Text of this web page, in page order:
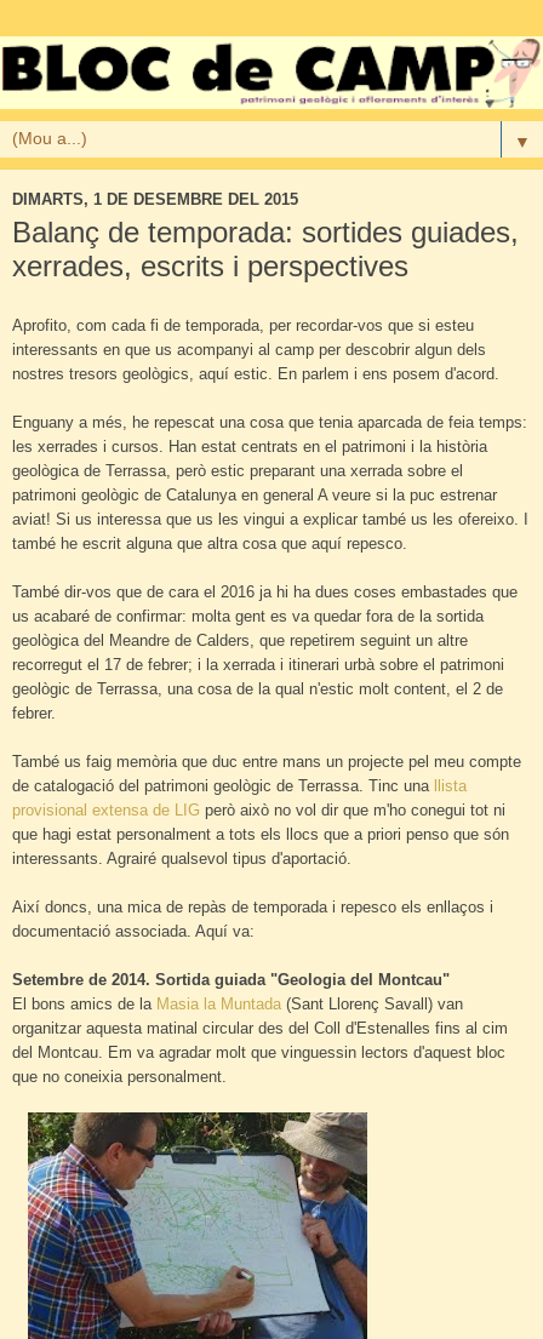
▼
DIMARTS, 1 DE DESEMBRE DEL 2015
Balanç de temporada: sortides guiades,
xerrades, escrits i perspectives
Aprofito, com cada fi de temporada, per recordar-vos que si esteu
interessants en que us acompanyi al camp per descobrir algun dels
nostres tresors geològics, aquí estic. En parlem i ens posem d'acord.
Enguany a més, he repescat una cosa que tenia aparcada de feia temps:
les xerrades i cursos. Han estat centrats en el patrimoni i la història
geològica de Terrassa, però estic preparant una xerrada sobre el
patrimoni geològic de Catalunya en general A veure si la puc estrenar
aviat! Si us interessa que us les vingui a explicar també us les ofereixo. I
també he escrit alguna que altra cosa que aquí repesco.
També dir-vos que de cara el 2016 ja hi ha dues coses embastades que
us acabaré de confirmar: molta gent es va quedar fora de la sortida
geològica del Meandre de Calders, que repetirem seguint un altre
recorregut el 17 de febrer; i la xerrada i itinerari urbà sobre el patrimoni
geològic de Terrassa, una cosa de la qual n'estic molt content, el 2 de
febrer.
També us faig memòria que duc entre mans un projecte pel meu compte
de catalogació del patrimoni geològic de Terrassa. Tinc una
llista
provisional extensa de LIG però això no vol dir que m'ho conegui tot ni
que hagi estat personalment a tots els llocs que a priori penso que són
interessants. Agrairé qualsevol tipus d'aportació.
Així doncs, una mica de repàs de temporada i repesco els enllaços i
documentació associada. Aquí va:
Setembre de 2014. Sortida guiada "Geologia del Montcau"
El bons amics de la Masia la Muntada (Sant Llorenç Savall) van
organitzar aquesta matinal circular des del Coll d'Estenalles fins al cim
del Montcau. Em va agradar molt que vinguessin lectors d'aquest bloc
que no coneixia personalment.